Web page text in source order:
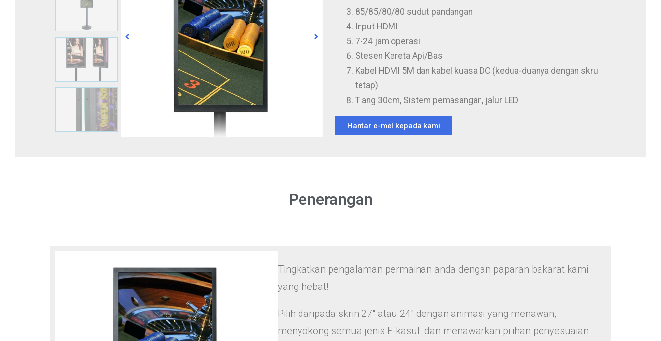
85/85/80/80 sudut pandangan
Input HDMI
7-24 jam operasi
Stesen Kereta Api/Bas
Kabel HDMI 5M dan kabel kuasa DC (kedua-duanya dengan skru
tetap)
Tiang 30cm, Sistem pemasangan, jalur LED
Hantar e-mel kepada kami
Penerangan
Tingkatkan pengalaman permainan anda dengan paparan bakarat kami
yang hebat!
Pilih daripada skrin 27″ atau 24″ dengan animasi yang menawan,
menyokong semua jenis E-kasut, dan menawarkan pilihan penyesuaian